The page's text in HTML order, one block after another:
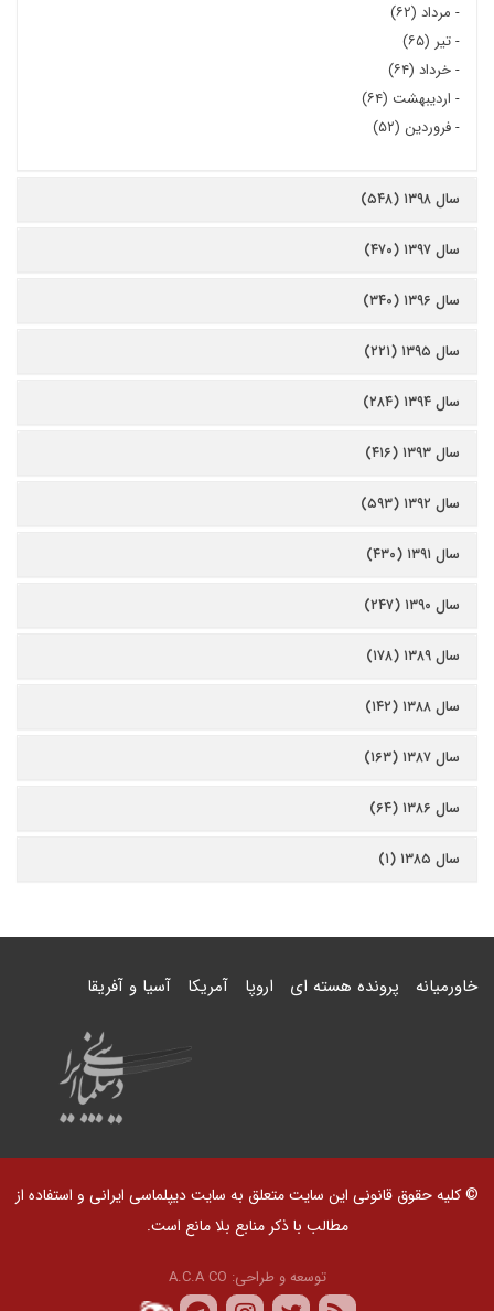
- مرداد (۶۲)
-تیر (۶۵)
-خرداد (۶۴)
- اردیبهشت (۶۴)
-فروردین (۵۲)
سال ۱۳۹۸ (۵۴۸)
سال ۱۳۹۷ (۴۷۰)
سال ۱۳۹۶ (۳۴۰)
سال ۱۳۹۵ (۲۲۱)
سال ۱۳۹۴ (۲۸۴)
سال ۱۳۹۳ (۴۱۶)
سال ۱۳۹۲ (۵۹۳)
سال ۱۳۹۱ (۴۳۰)
سال ۱۳۹۰ (۲۴۷)
سال ۱۳۸۹ (۱۷۸)
سال ۱۳۸۸ (۱۴۲)
سال ۱۳۸۷ (۱۶۳)
سال ۱۳۸۶ (۶۴)
سال ۱۳۸۵ (۱)
خاورمیانه پرونده هسته ای اروپا آمریکا آسیا و آفریقا
© کلیه حقوق قانونی این سایت متعلق به سایت دیپلماسی ایرانی و استفاده از
مطالب با ذکر منابع بلا مانع است.
توسعه و طراحی: A.C.A CO